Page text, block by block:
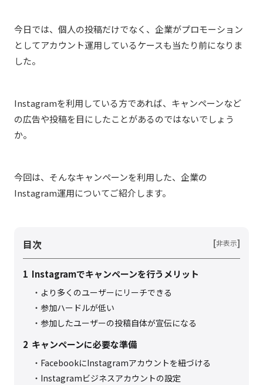
今日では、個人の投稿だけでなく、企業がプロモーション
としてアカウント運用しているケースも当たり前になりま
した。
Instagramを利用している方であれば、キャンペーンなど
の広告や投稿を目にしたことがあるのではないでしょう
か。
今回は、そんなキャンペーンを利用した、企業の
Instagram運用についてご紹介します。
目次 [非表示]
1 Instagramでキャンペーンを行うメリット
より多くのユーザーにリーチできる
参加ハードルが低い
参加したユーザーの投稿自体が宣伝になる
2 キャンペーンに必要な準備
FacebookにInstagramアカウントを紐づける
Instagramビジネスアカウントの設定